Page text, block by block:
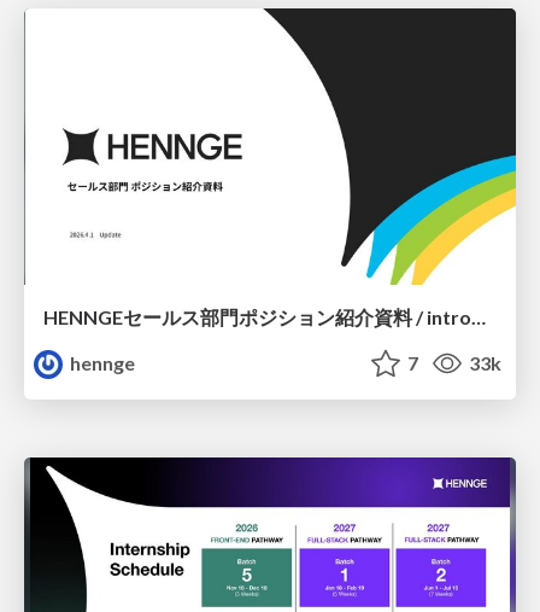
HENNGEセールス部門ポジション紹介資料 / introduction of sales position
hennge
7 33k